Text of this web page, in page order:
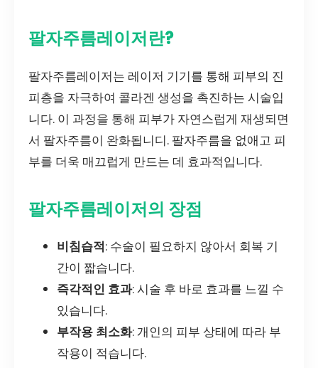
팔자주름레이저란?
팔자주름레이저는 레이저 기기를 통해 피부의 진
피층을 자극하여 콜라겐 생성을 촉진하는 시술입
니다. 이 과정을 통해 피부가 자연스럽게 재생되면
서 팔자주름이 완화됩니디. 팔자주름을 없애고 피
부를 더욱 매끄럽게 만드는 데 효과적입니다.
팔자주름레이저의 장점
비침습적: 수술이 필요하지 않아서 회복 기
간이 짧습니다.
즉각적인 효과: 시술 후 바로 효과를 느낄 수
있습니다.
부작용 최소화: 개인의 피부 상태에 따라 부
작용이 적습니다.